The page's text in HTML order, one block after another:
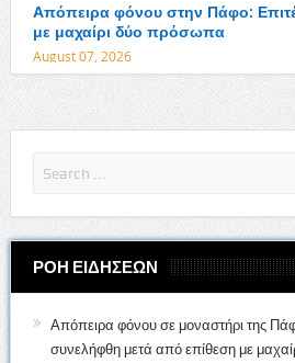
Απόπειρα φόνου στην Πάφο:
με μαχαίρι δύο πρόσωπα
August 07, 2026
ΡΟΗ ΕΙΔΗΣΕΩΝ
Απόπειρα φόνου σε μοναστήρι της
συνελήφθη μετά από επίθεση με